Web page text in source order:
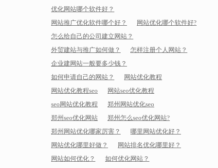
优化网站哪个软件好？
网站推广优化软件哪个好？
网站优化哪个软件好?
怎么给自己的公司建立网站？
外贸建站与推广如何做？
怎样注册个人网站？
企业建网站一般要多少钱？
如何申请自己的网站？
网站优化教程
网站优化教程seo
网站seo优化教程
seo网站优化教程
郑州网站优化seo
郑州seo优化网站
郑州怎么seo优化网站?
郑州网站优化哪家厉害？
哪里网站优化好？
网站优化哪里好做？
网站排名优化哪里好？
网站如何优化？
如何优化网站？